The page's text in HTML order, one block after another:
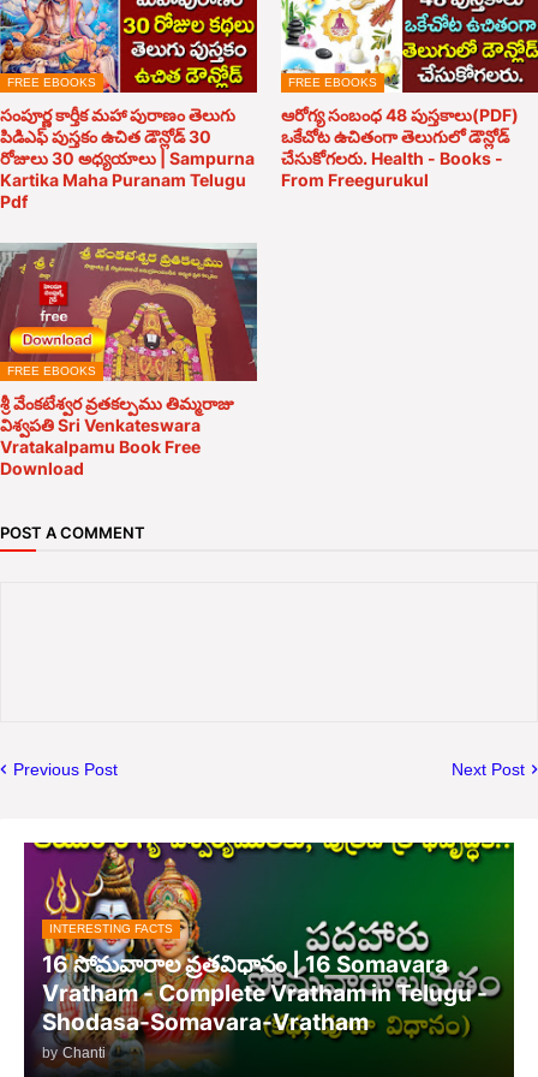
FREE EBOOKS
సంపూర్ణ కార్తీక మహా పురాణం తెలుగు
పిడిఎఫ్ పుస్తకం ఉచిత డౌన్లోడ్ 30
రోజులు 30 అధ్యయాలు | Sampurna
Kartika Maha Puranam Telugu
Pdf
FREE EBOOKS
ఆరోగ్య సంబంధ 48 పుస్తకాలు(PDF)
ఒకేచోట ఉచితంగా తెలుగులో డౌన్లోడ్
చేసుకోగలరు. Health - Books -
From Freegurukul
FREE EBOOKS
శ్రీ వేంకటేశ్వర వ్రతకల్పము తిమ్మరాజు
విశ్వపతి Sri Venkateswara
Vratakalpamu Book Free
Download
POST A COMMENT
Previous Post Next Post
INTERESTING FACTS
16 సోమవారాల వ్రతవిధానం | 16 Somavara
Vratham - Complete Vratham in Telugu -
Shodasa-Somavara-Vratham
by Chanti